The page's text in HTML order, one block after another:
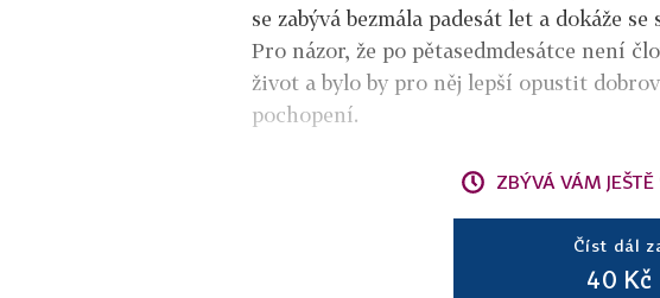
se zabývá bezmála padesát let a dokáže
Pro názor, že po pětasedmdesátce není
život a bylo by pro něj lepší opustit
pochopení.
ZBÝVÁ VÁM
Číst dál
40 Kč